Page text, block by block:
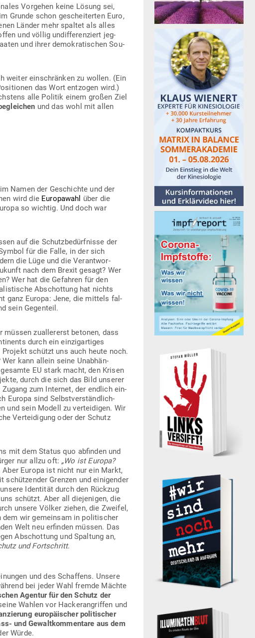
Vor­gehen keine Lösung sei,
Grunde schon geschei­terten Euro,
Länder mehr spaltet als alles
und völlig undif­fe­ren­ziert jeg­
und ihrer demo­kra­ti­schen Sou­
weiter ein­schränken zu wollen. (Ein
das Wort ent­zogen wird.)
alle Politik einem großen Ziel
und das wohl mit allen
Namen der Geschichte und der
wird die Euro­pawahl über die
so wichtig. Und doch war
auf die Schutz­be­dürf­nisse der
für die Falle, in der sich
die Lüge und die Ver­ant­wor­
nach dem Brexit gesagt? Wer
Wer hat die Gefahren für den
Abschottung hat nichts
ganz Europa: Jene, die mittels fal­
sein Gegenteil.
müssen zual­lererst betonen, dass
durch ein ein­zig­ar­tiges
schützt uns auch heute noch.
kann allein seine Unab­hän­
EU stark macht, den Krisen
durch die sich das Bild unserer
zum Internet, der endlich ein­
Europa sind Selbst­ver­ständ­lich­
und sein Modell zu ver­tei­digen. Wir
Ver­tei­digung oder der Schutz
mit dem Status quo abfinden und
nur allzu oft: „Wo ist Europa?
Europa ist nicht nur ein Markt,
Grenzen und eini­gender
Iden­tität durch den Rückzug
schützt. Aber all die­je­nigen, die
unsere Völker ziehen, die Zweifel,
dem wir gemeinsam in poli­ti­scher
Welt neu erfinden müssen. Das
Abschottung und Spaltung an,
und Fort­schritt.
und des Schaffens. Unsere
bei jeder Wahl fremde Mächte
Agentur für den Schutz der
Wahlen vor Hacker­an­griffen und
euro­päi­scher poli­ti­scher
und Gewalt­kom­mentare aus dem
Würde.